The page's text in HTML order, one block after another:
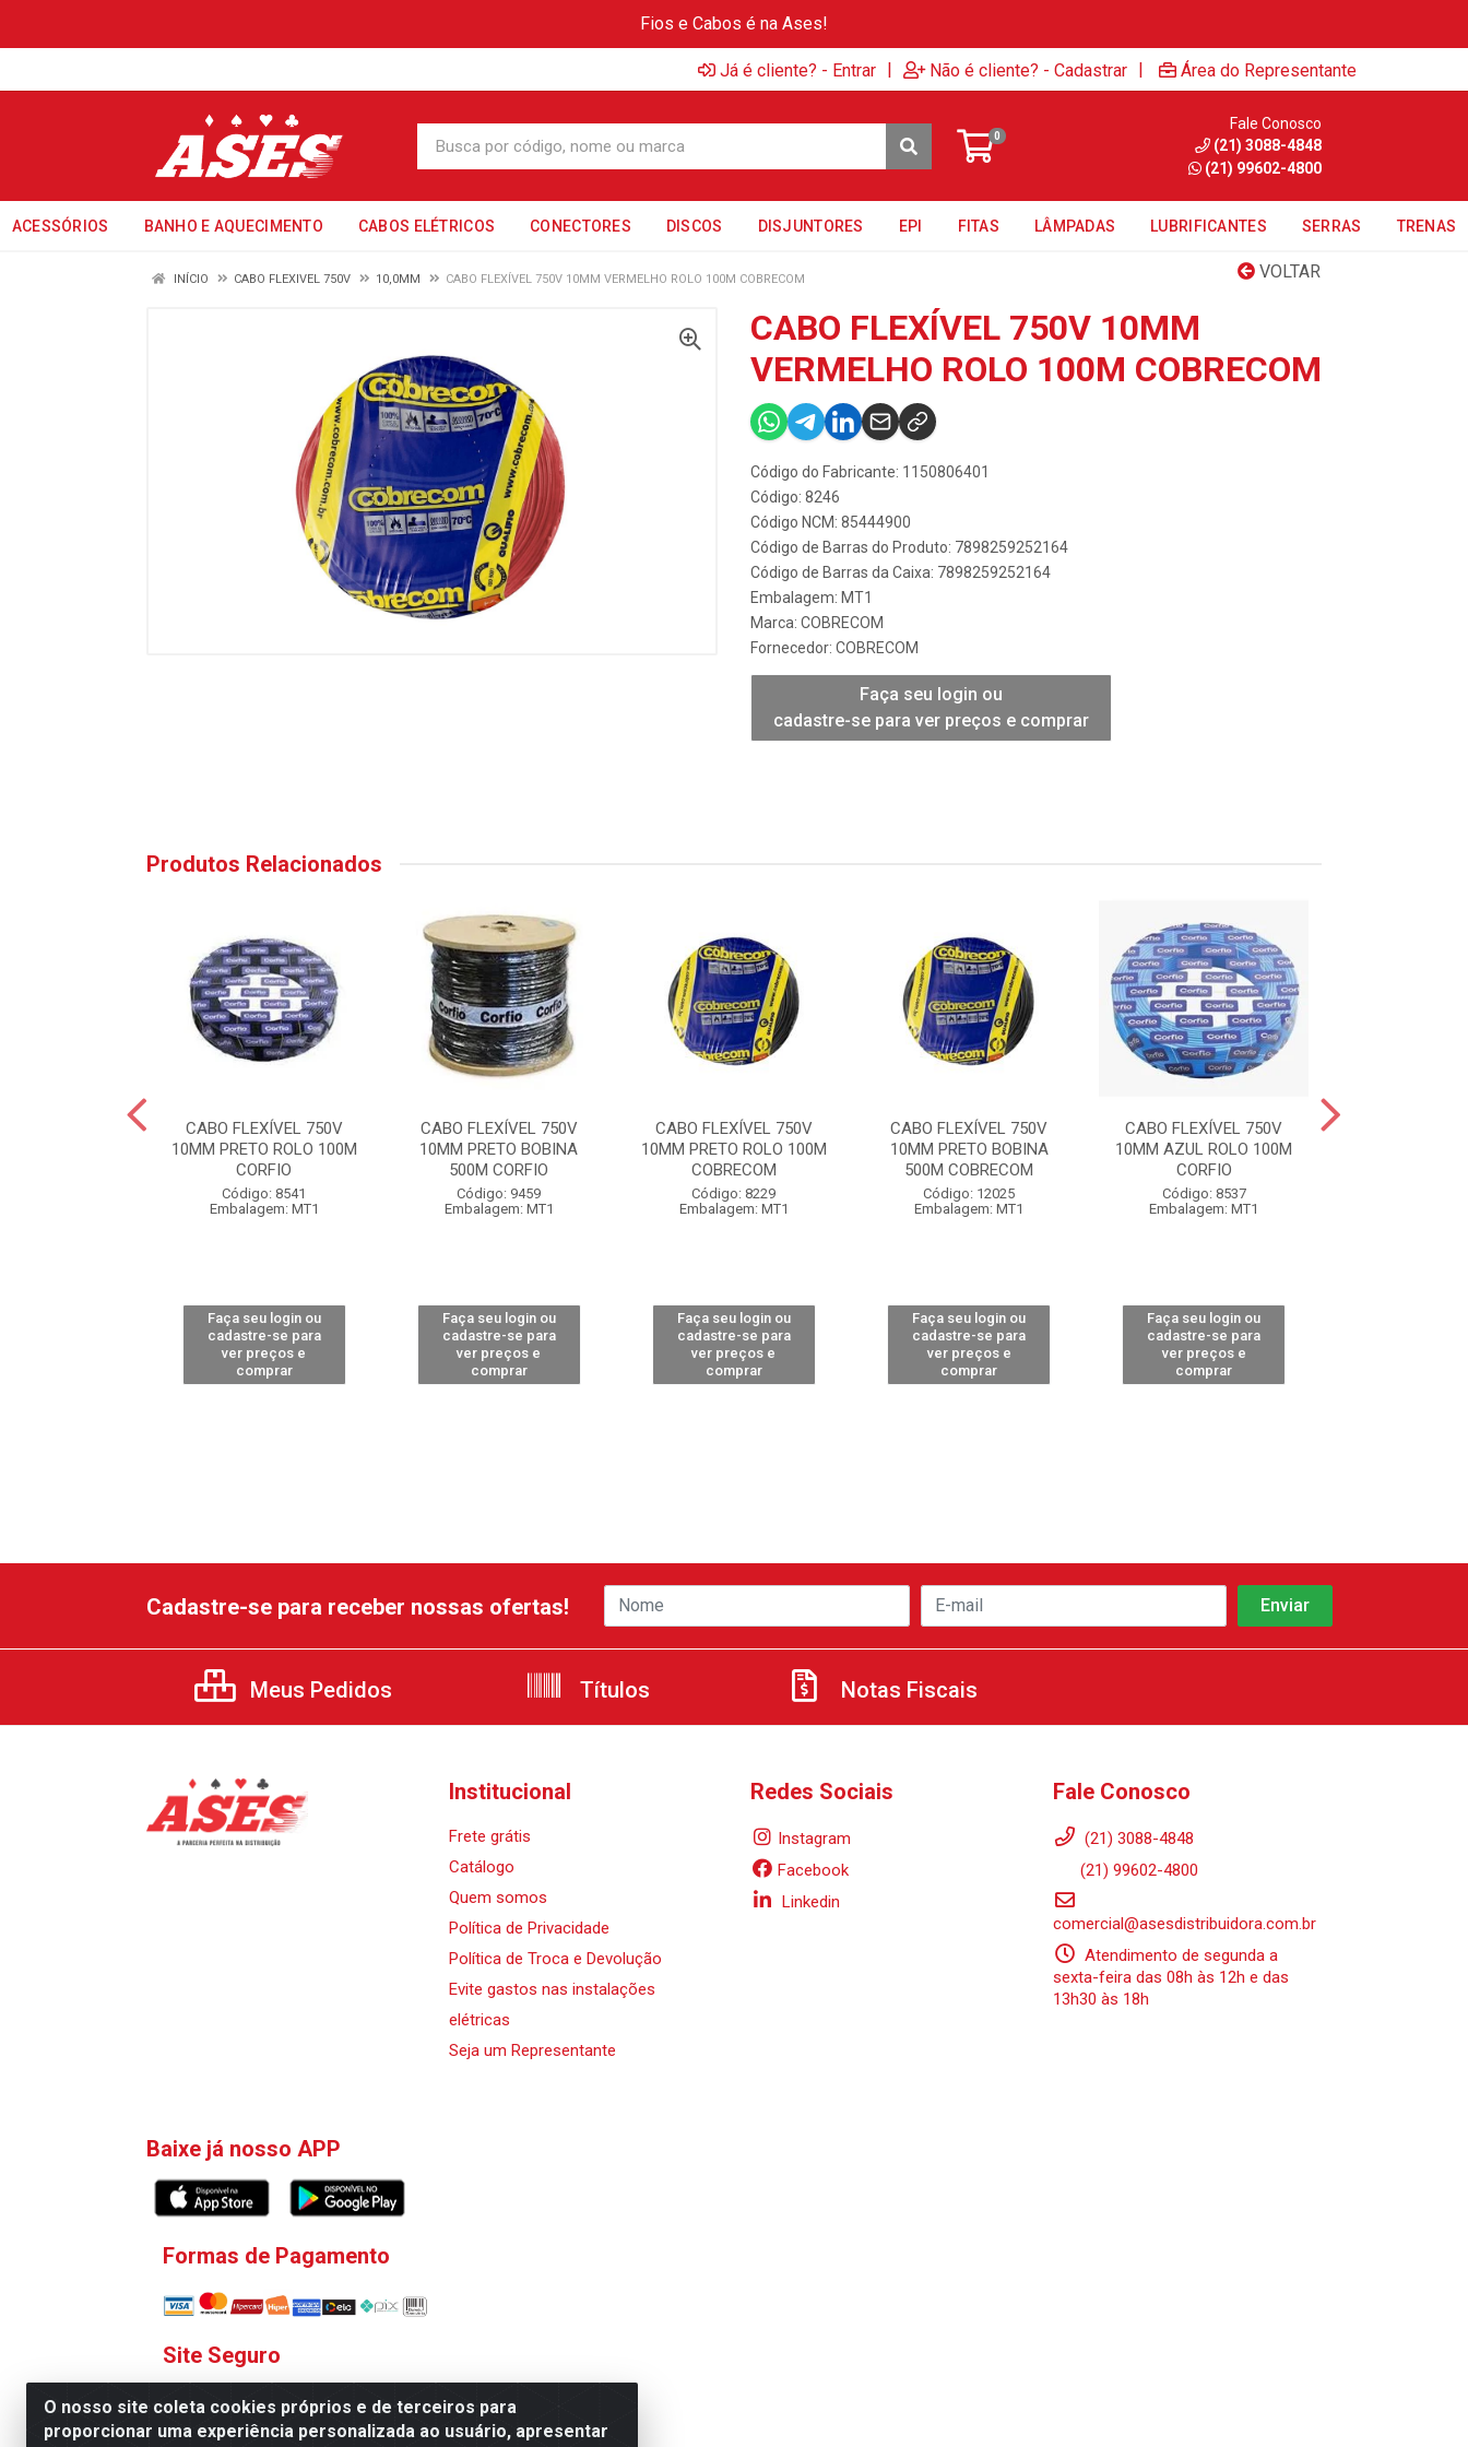
Fios e Cabos é na Ases!
Já é cliente? - Entrar | Não é cliente? - Cadastrar | Área do Representante
0
Fale Conosco
(21) 3088-4848
(21) 99602-4800
ACESSÓRIOS BANHO E AQUECIMENTO CABOS ELÉTRICOS CONECTORES DISCOS DISJUNTORES EPI FITAS LÂMPADAS LUBRIFICANTES SERRAS TRENAS
VOLTAR
INÍCIO CABO FLEXIVEL 750V 10,0MM CABO FLEXÍVEL 750V 10MM VERMELHO ROLO 100M COBRECOM
CABO FLEXÍVEL 750V 10MM
VERMELHO ROLO 100M COBRECOM
Código do Fabricante: 1150806401
Código: 8246
Código NCM: 85444900
Código de Barras do Produto: 7898259252164
Código de Barras da Caixa: 7898259252164
Embalagem: MT1
Marca: COBRECOM
Fornecedor: COBRECOM
Faça seu login ou
cadastre-se para ver preços e comprar
Produtos Relacionados
CABO FLEXÍVEL 750V
10MM PRETO ROLO 100M
CORFIO
Código: 8541
Embalagem: MT1
Faça seu login ou
cadastre-se para
ver preços e
comprar
CABO FLEXÍVEL 750V
10MM PRETO BOBINA
500M CORFIO
Código: 9459
Embalagem: MT1
Faça seu login ou
cadastre-se para
ver preços e
comprar
CABO FLEXÍVEL 750V
10MM PRETO ROLO 100M
COBRECOM
Código: 8229
Embalagem: MT1
Faça seu login ou
cadastre-se para
ver preços e
comprar
CABO FLEXÍVEL 750V
10MM PRETO BOBINA
500M COBRECOM
Código: 12025
Embalagem: MT1
Faça seu login ou
cadastre-se para
ver preços e
comprar
CABO FLEXÍVEL 750V
10MM AZUL ROLO 100M
CORFIO
Código: 8537
Embalagem: MT1
Faça seu login ou
cadastre-se para
ver preços e
comprar
O nosso site coleta cookies próprios e de terceiros para
proporcionar uma experiência personalizada ao usuário, apresentar
Cadastre-se para receber nossas ofertas!
Meus Pedidos Títulos Notas Fiscais
Institucional
Frete grátis
Catálogo
Quem somos
Política de Privacidade
Política de Troca e Devolução
Evite gastos nas instalações
elétricas
Seja um Representante
Redes Sociais
Instagram
Facebook
Linkedin
Fale Conosco
(21) 3088-4848
(21) 99602-4800
comercial@asesdistribuidora.com.br
Atendimento de segunda a
sexta-feira das 08h às 12h e das
13h30 às 18h
Baixe já nosso APP
Formas de Pagamento
Site Seguro